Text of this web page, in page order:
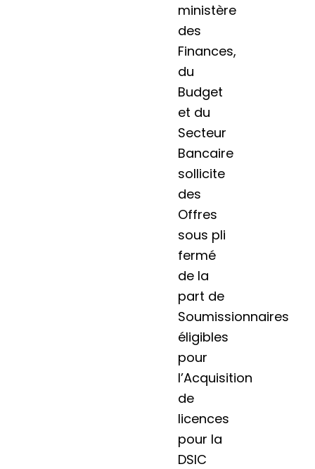
ministère
des
Finances,
du
Budget
et du
Secteur
Bancaire
sollicite
des
Offres
sous pli
fermé
de la
part de
Soumissionnaires
éligibles
pour
l’Acquisition
de
licences
pour la
DSIC